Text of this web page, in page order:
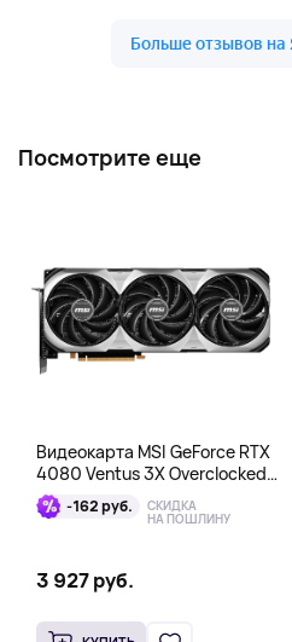
Посмотрите еще
Видеокарта MSI GeForce RTX
4080 Ventus 3X Overclocked
16GB DDR6X
-162 руб. СКИДКА
НА ПОШЛИНУ
3 927 руб.